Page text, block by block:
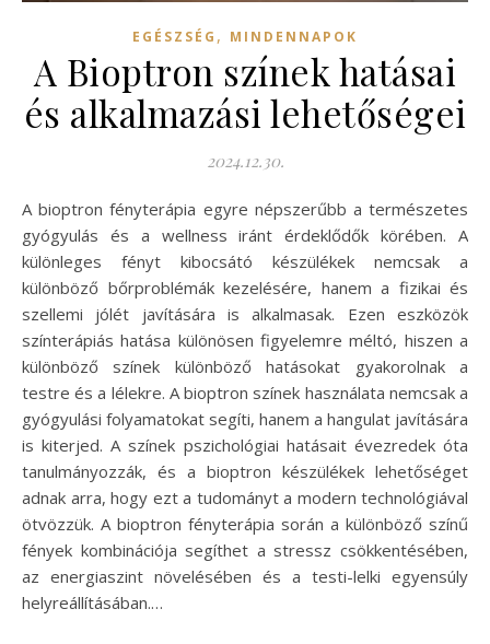
EGÉSZSÉG , MINDENNAPOK
A Bioptron színek hatásai
és alkalmazási lehetőségei
2024.12.30.
A bioptron fényterápia egyre népszerűbb a természetes
gyógyulás és a wellness iránt érdeklődők körében. A
különleges fényt kibocsátó készülékek nemcsak a
különböző bőrproblémák kezelésére, hanem a fizikai és
szellemi jólét javítására is alkalmasak. Ezen eszközök
színterápiás hatása különösen figyelemre méltó, hiszen a
különböző színek különböző hatásokat gyakorolnak a
testre és a lélekre. A bioptron színek használata nemcsak a
gyógyulási folyamatokat segíti, hanem a hangulat javítására
is kiterjed. A színek pszichológiai hatásait évezredek óta
tanulmányozzák, és a bioptron készülékek lehetőséget
adnak arra, hogy ezt a tudományt a modern technológiával
ötvözzük. A bioptron fényterápia során a különböző színű
fények kombinációja segíthet a stressz csökkentésében,
az energiaszint növelésében és a testi-lelki egyensúly
helyreállításában.…